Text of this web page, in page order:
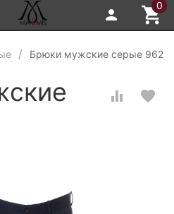
0
Брюки мужские серые 962